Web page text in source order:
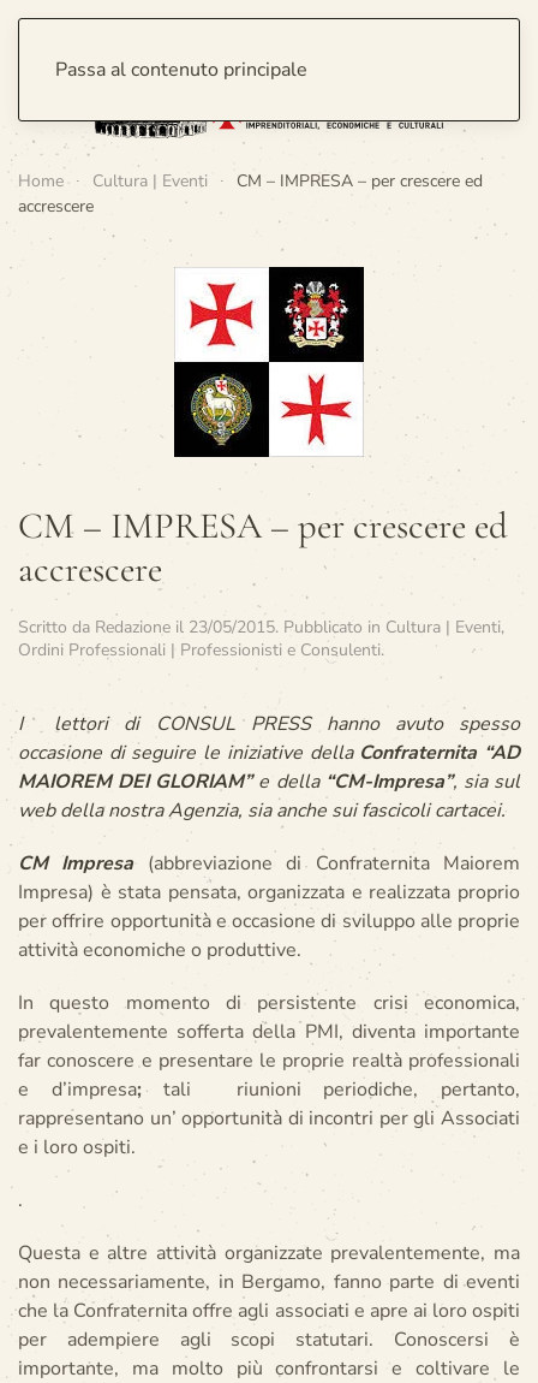
Passa al contenuto principale
Home Cultura | Eventi
CM – IMPRESA – per crescere ed
accrescere
CM – IMPRESA – per crescere ed
accrescere
Scritto da Redazione il 23/05/2015. Pubblicato in Cultura | Eventi,
Ordini Professionali | Professionisti e Consulenti.
I lettori di CONSUL PRESS hanno avuto spesso
occasione di seguire le iniziative della Confraternita “AD
MAIOREM DEI GLORIAM”e della “CM-Impresa”, sia sul
web della nostra Agenzia, sia anche sui fascicoli cartacei.
CM Impresa (abbreviazione di Confraternita Maiorem
Impresa) è stata pensata, organizzata e realizzata proprio
per offrire opportunità e occasione di sviluppo alle proprie
attività economiche o produttive.
In questo momento di persistente crisi economica,
prevalentemente sofferta della PMI, diventa importante
far conoscere e presentare le proprie realtà professionali
e d’impresa; tali riunioni periodiche, pertanto,
rappresentano un’ opportunità di incontri per gli Associati
e i loro ospiti.
.
Questa e altre attività organizzate prevalentemente, ma
non necessariamente, in Bergamo, fanno parte di eventi
che la Confraternita offre agli associati e apre ai loro ospiti
per adempiere agli scopi statutari. Conoscersi è
importante, ma molto più confrontarsi e coltivare le